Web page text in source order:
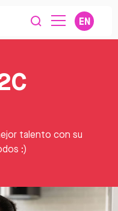
EN
talento con su
:)